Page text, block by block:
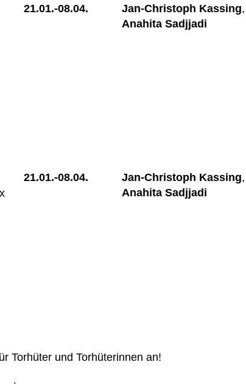
21.01.-08.04. Jan-Christoph Kassing,
Anahita Sadjjadi
21.01.-08.04. Jan-Christoph Kassing,
Anahita Sadjjadi
Torhüter und Torhüterinnen an!